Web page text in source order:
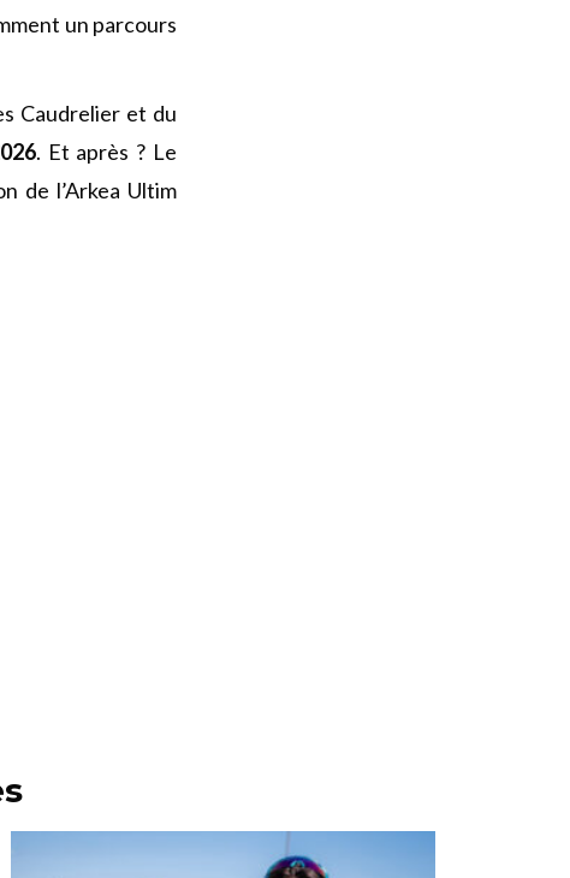
un parcours
Caudrelier et du
. Et après ? Le
de l’Arkea Ultim